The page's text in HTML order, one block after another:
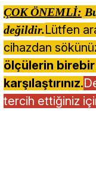
ÇOK ÖNEMLİ:
değildir.Lütfen
cihazdan
ölçülerin birebir
karşılaştırınız.
tercih ettiğiniz